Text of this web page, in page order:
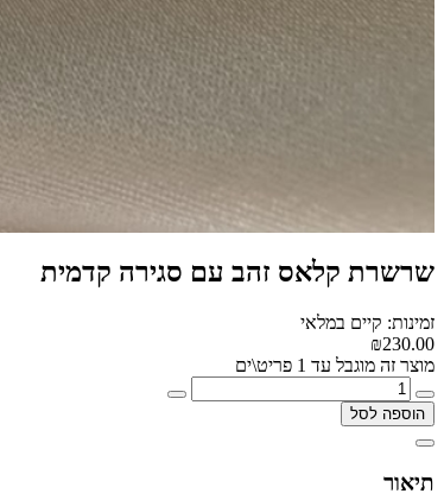
שרשרת קלאס זהב עם סגירה קדמית
זמינות: קיים במלאי
₪230.00
מוצר זה מוגבל עד 1 פריט\ים
הוספה לסל
תיאור